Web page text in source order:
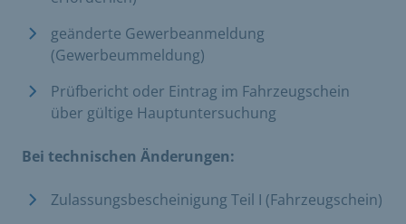
geänderte Gewerbeanmeldung
(Gewerbeummeldung)
Prüfbericht oder Eintrag im Fahrzeugschein
über gültige Hauptuntersuchung
Bei technischen Änderungen:
Zulassungsbescheinigung Teil I (Fahrzeugschein)